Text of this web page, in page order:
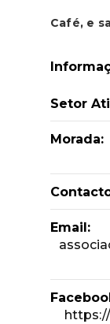
Café, e
Setor
Morada:
Email: